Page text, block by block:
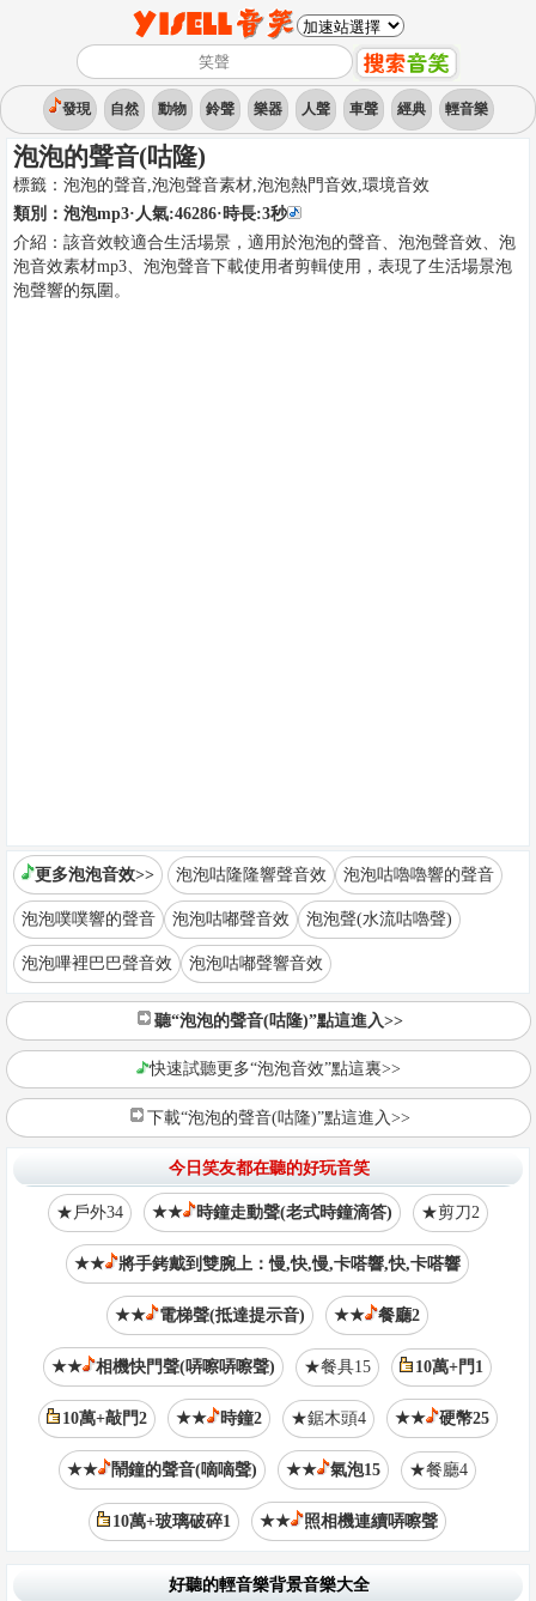
發現 自然 動物 鈴聲 樂器 人聲 車聲 經典 輕音樂
泡泡的聲音(咕隆)
標籤： 泡泡的聲音,泡泡聲音素材,泡泡熱門音效,環境音效
類別： 泡泡mp3·人氣:46286·時長:3秒
介紹： 該音效較適合生活場景，適用於泡泡的聲音、泡泡聲音效、泡
泡音效素材mp3、泡泡聲音下載使用者剪輯使用，表現了生活場景泡
泡聲響的氛圍。
更多泡泡音效>> 泡泡咕隆隆響聲音效 泡泡咕嚕嚕響的聲音
泡泡噗噗響的聲音 泡泡咕嘟聲音效 泡泡聲(水流咕嚕聲)
泡泡嗶裡巴巴聲音效 泡泡咕嘟聲響音效
聽“泡泡的聲音(咕隆)”點這進入>>
快速試聽更多“泡泡音效”點這裏>>
下載“泡泡的聲音(咕隆)”點這進入>>
今日笑友都在聽的好玩音笑
★戶外34 ★★ 時鐘走動聲(老式時鐘滴答) ★剪刀2
★★ 將手銬戴到雙腕上：慢,快,慢,卡嗒響,快,卡嗒響
★★ 電梯聲(抵達提示音) ★★ 餐廳2
★★ 相機快門聲(哢嚓哢嚓聲) ★餐具15 10萬+門1
10萬+敲門2 ★★ 時鐘2 ★鋸木頭4 ★★ 硬幣25
★★ 鬧鐘的聲音(嘀嘀聲) ★★ 氣泡15 ★餐廳4
10萬+玻璃破碎1 ★★ 照相機連續哢嚓聲
好聽的輕音樂背景音樂大全